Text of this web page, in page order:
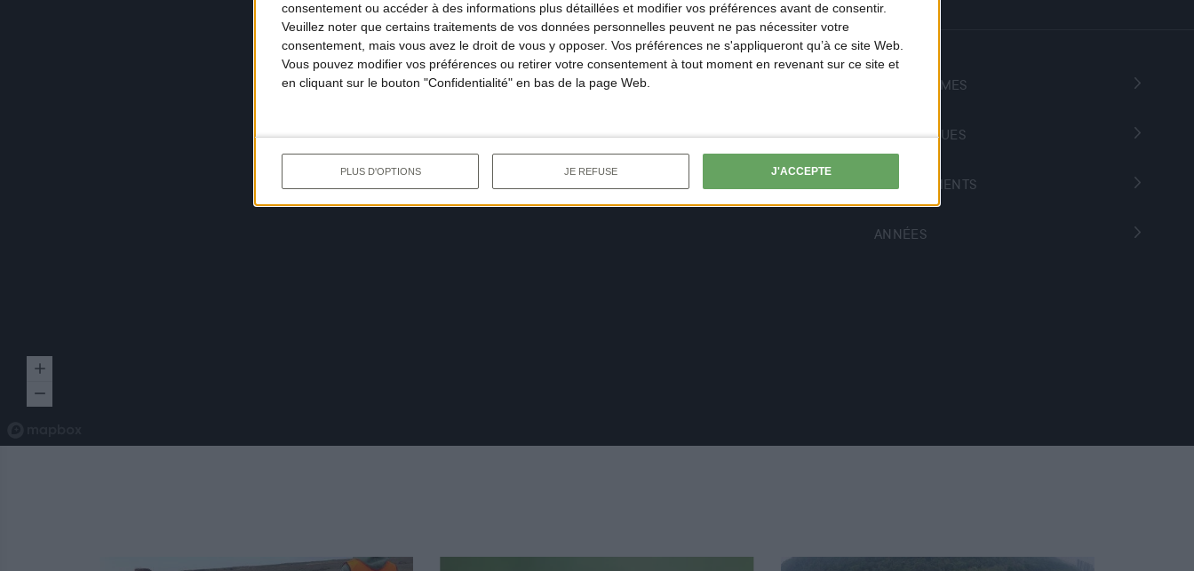
consentement ou accéder à des informations plus détaillées et modifier vos préférences avant de consentir.
Veuillez noter que certains traitements de vos données personnelles peuvent ne pas nécessiter votre
consentement, mais vous avez le droit de vous y opposer. Vos préférences ne s'appliqueront qu’à ce site Web.
Vous pouvez modifier vos préférences ou retirer votre consentement à tout moment en revenant sur ce site et
en cliquant sur le bouton "Confidentialité" en bas de la page Web.
PLUS D'OPTIONS JE REFUSE J'ACCEPTE
PROGRAMMES
THÉMATIQUES
DÉPARTEMENTS
ANNÉES